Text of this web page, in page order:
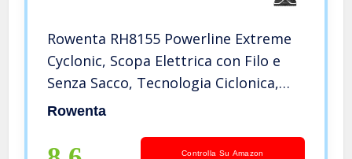
Rowenta RH8155 Powerline Extreme
Cyclonic, Scopa Elettrica con Filo e
Senza Sacco, Tecnologia Ciclonica,
con Kit Animal Care, Potenza 750 W,
Rowenta
Controlla Su Amazon